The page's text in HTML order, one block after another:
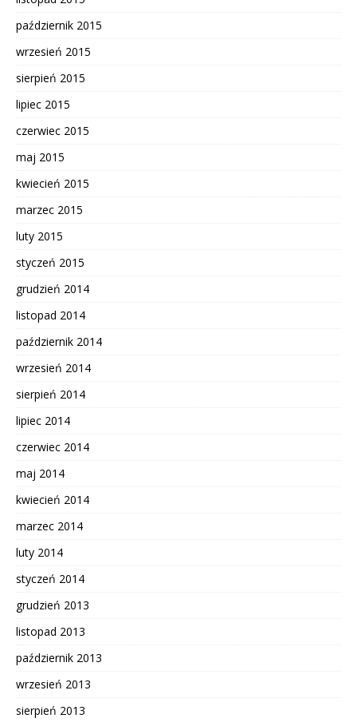
październik 2015
wrzesień 2015
sierpień 2015
lipiec 2015
czerwiec 2015
maj 2015
kwiecień 2015
marzec 2015
luty 2015
styczeń 2015
grudzień 2014
listopad 2014
październik 2014
wrzesień 2014
sierpień 2014
lipiec 2014
czerwiec 2014
maj 2014
kwiecień 2014
marzec 2014
luty 2014
styczeń 2014
grudzień 2013
listopad 2013
październik 2013
wrzesień 2013
sierpień 2013